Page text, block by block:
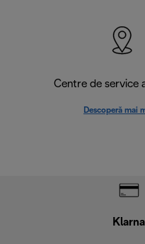
Centre de service
Descoperă mai
Klarna